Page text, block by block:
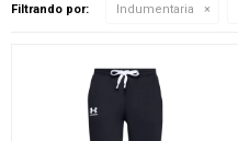
Filtrando por: Indumentaria